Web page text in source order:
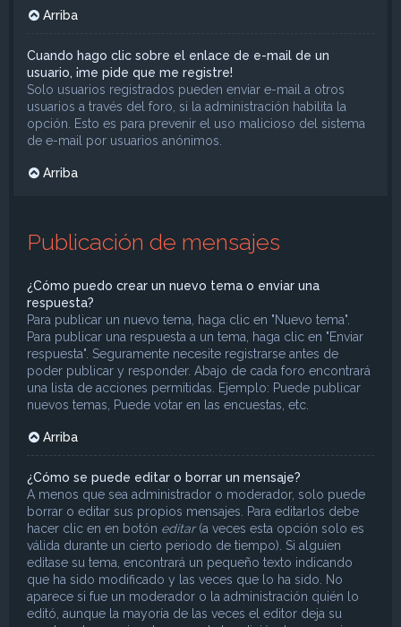
Arriba
Cuando hago clic sobre el enlace de e-mail de un
usuario, ¡me pide que me registre!
Solo usuarios registrados pueden enviar e-mail a otros
usuarios a través del foro, si la administración habilita la
opción. Esto es para prevenir el uso malicioso del sistema
de e-mail por usuarios anónimos.
Arriba
Publicación de mensajes
¿Cómo puedo crear un nuevo tema o enviar una
respuesta?
Para publicar un nuevo tema, haga clic en "Nuevo tema".
Para publicar una respuesta a un tema, haga clic en "Enviar
respuesta". Seguramente necesite registrarse antes de
poder publicar y responder. Abajo de cada foro encontrará
una lista de acciones permitidas. Ejemplo: Puede publicar
nuevos temas, Puede votar en las encuestas, etc.
Arriba
¿Cómo se puede editar o borrar un mensaje?
A menos que sea administrador o moderador, solo puede
borrar o editar sus propios mensajes. Para editarlos debe
hacer clic en en botón editar(a veces esta opción solo es
válida durante un cierto periodo de tiempo). Si alguien
editase su tema, encontrará un pequeño texto indicando
que ha sido modificado y las veces que lo ha sido. No
aparece si fue un moderador o la administración quién lo
editó, aunque la mayoría de las veces el editor deja su